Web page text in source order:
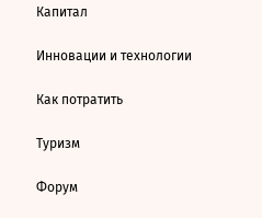
Капитал
Инновации и технологии
Как потратить
Туризм
Форум